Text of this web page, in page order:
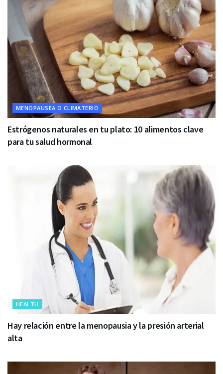
MENOPAUSEA O CLIMATERIO
Estrógenos naturales en tu plato: 10 alimentos clave
para tu salud hormonal
HEALTH
Hay relación entre la menopausia y la presión arterial
alta